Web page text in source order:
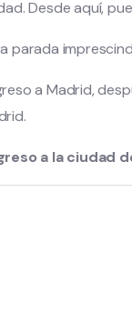
Desde aquí,
parada
a Madrid,
a la ciudad